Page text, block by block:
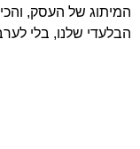
המיתוג של העסק,
הבלעדי שלנו, בלי